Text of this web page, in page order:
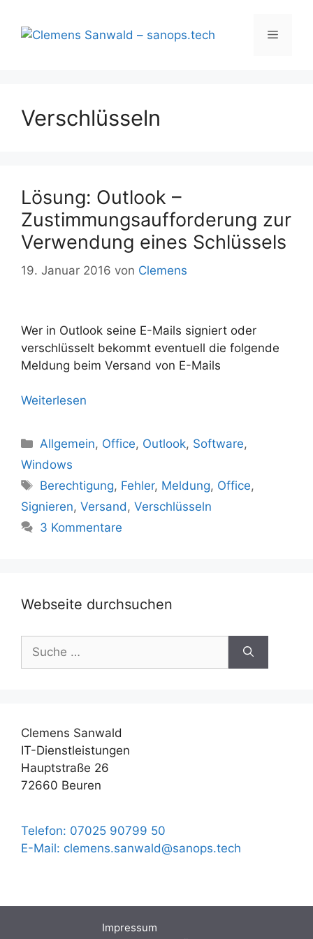
Inhalt
springen
Menü
Verschlüsseln
Lösung: Outlook –
Zustimmungsaufforderung zur
Verwendung eines Schlüssels
19. Januar 2016 von Clemens
Wer in Outlook seine E-Mails signiert oder
verschlüsselt bekommt eventuell die folgende
Meldung beim Versand von E-Mails
Weiterlesen
Kategorien
Allgemein, Office, Outlook, Software,
Windows
Schlagwörter
Berechtigung, Fehler, Meldung, Office,
Signieren, Versand, Verschlüsseln
3 Kommentare
Webseite durchsuchen
Suche
nach:
Clemens Sanwald
IT-Dienstleistungen
Hauptstraße 26
72660 Beuren
Telefon: 07025 90799 50
E-Mail: clemens.sanwald@sanops.tech
Impressum